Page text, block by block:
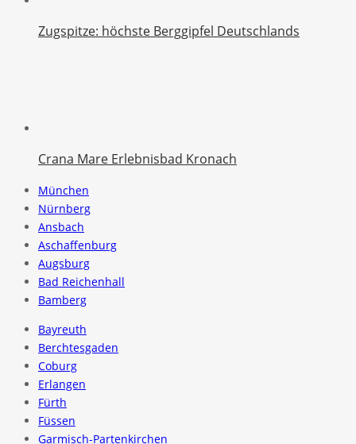
Zugspitze: höchste Berggipfel Deutschlands
Crana Mare Erlebnisbad Kronach
München
Nürnberg
Ansbach
Aschaffenburg
Augsburg
Bad Reichenhall
Bamberg
Bayreuth
Berchtesgaden
Coburg
Erlangen
Fürth
Füssen
Garmisch-Partenkirchen